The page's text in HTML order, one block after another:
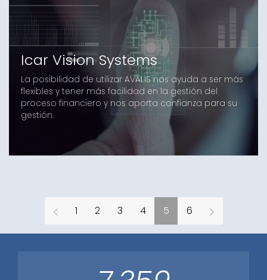
Icar Vision Systems
La posibilidad de utilizar AVALIS nos ayuda a ser más
flexibles y tener más facilidad en la gestión del
proceso financiero y nos aporta confianza para su
gestión.
1 2 3 4 5 6